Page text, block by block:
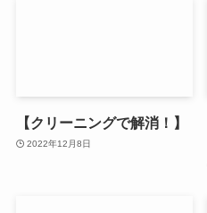
【クリーニングで解消！】
2022年12月8日